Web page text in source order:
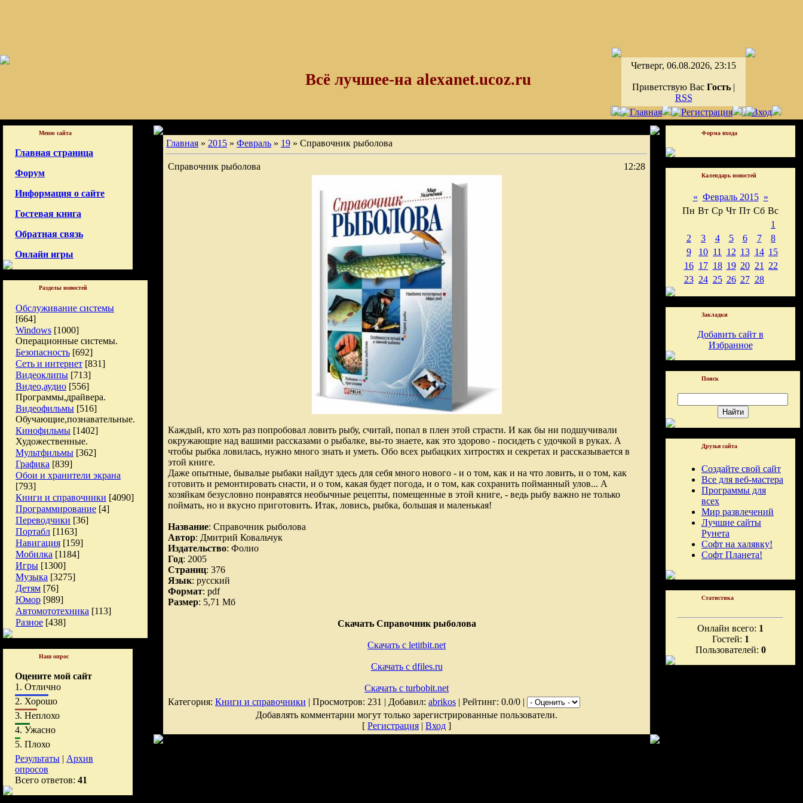
Четверг, 06.08.2026, 23:15
Приветствую Вас Гость |
RSS
Всё лучшее-на alexanet.ucoz.ru
Меню сайта
Главная страница
Форум
Информация о сайте
Гостевая книга
Обратная связь
Онлайн игры
Разделы новостей
Обслуживание системы
[664]
Windows [1000]
Операционные системы.
Безопасность [692]
Сеть и интернет [831]
Видеоклипы [713]
Видео,аудио [556]
Программы,драйвера.
Видеофильмы [516]
Обучающие,познавательные.
Кинофильмы [1402]
Художественные.
Мультфильмы [362]
Графика [839]
Обои и хранители экрана
[793]
Книги и справочники [4090]
Программирование [4]
Переводчики [36]
Портабл [1163]
Навигация [159]
Мобилка [1184]
Игры [1300]
Музыка [3275]
Детям [76]
Юмор [989]
Автомототехника [113]
Разное [438]
Наш опрос
Оцените мой сайт
1. Отлично
2. Хорошо
3. Неплохо
4. Ужасно
5. Плохо
Результаты | Архив
опросов
Всего ответов: 41
Главная » 2015 » Февраль » 19 » Справочник рыболова
Справочник рыболова 12:28
Каждый, кто хоть раз попробовал ловить рыбу, считай, попал в плен этой страсти. И как бы ни подшучивали
окружающие над вашими рассказами о рыбалке, вы-то знаете, как это здорово - посидеть с удочкой в руках. А
чтобы рыбка ловилась, нужно много знать и уметь. Обо всех рыбацких хитростях и секретах и рассказывается в
этой книге.
Даже опытные, бывалые рыбаки найдут здесь для себя много нового - и о том, как и на что ловить, и о том, как
готовить и ремонтировать снасти, и о том, какая будет погода, и о том, как сохранить пойманный улов... А
хозяйкам безусловно понравятся необычные рецепты, помещенные в этой книге, - ведь рыбу важно не только
поймать, но и вкусно приготовить. Итак, ловись, рыбка, большая и маленькая!
Название: Справочник рыболова
Автор: Дмитрий Ковальчук
Издательство: Фолио
Год: 2005
Страниц: 376
Язык: русский
Формат: pdf
Размер: 5,71 Мб
Скачать Справочник рыболова
Скачать с letitbit.net
Скачать с dfiles.ru
Скачать с turbobit.net
Категория: Книги и справочники | Просмотров: 231 | Добавил: abrikos | Рейтинг: 0.0/0 |
Добавлять комментарии могут только зарегистрированные пользователи.
[ Регистрация | Вход ]
Форма входа
Календарь новостей
« Февраль 2015 »
Пн Вт Ср Чт Пт Сб Вс
1
2
3 4 5 6 7
8
9
10 11 12 13 14 15
16 17 18 19 20 21
22
23 24 25 26 27 28
Закладки
Добавить сайт в
Избранное
Поиск
Друзья сайта
Создайте свой сайт
Все для веб-мастера
Программы для
всех
Мир развлечений
Лучшие сайты
Рунета
Софт на халявку!
Софт Планета!
Статистика
Онлайн всего: 1
Гостей: 1
Пользователей: 0